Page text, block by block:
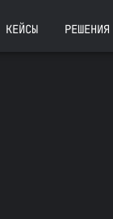
КЕЙСЫ РЕШЕНИЯ